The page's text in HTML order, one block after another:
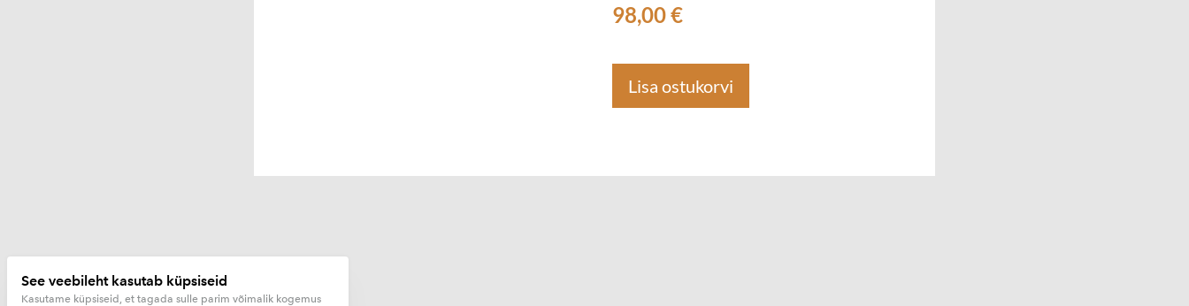
98,00 €
Lisa ostukorvi
See veebileht kasutab küpsiseid
Kasutame küpsiseid, et tagada sulle parim võimalik kogemus